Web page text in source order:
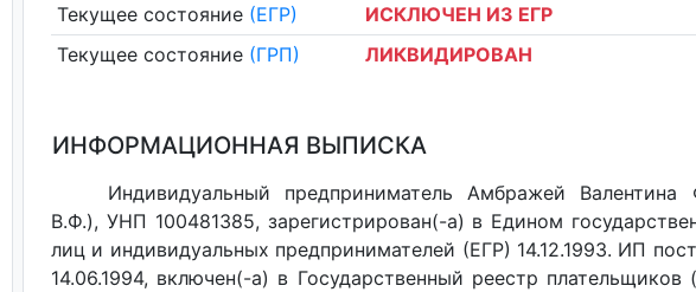
Текущее состояние (ЕГР)
ИСКЛЮЧЕН ИЗ ЕГР
Текущее состояние (ГРП) ЛИКВИДИРОВАН
ИНФОРМАЦИОННАЯ ВЫПИСКА
Индивидуальный предприниматель Амбражей
В.Ф.), УНП 100481385, зарегистрирован(-а) в Едином
лиц и индивидуальных предпринимателей (ЕГР) 14.12.1993. ИП
14.06.1994, включен(-a) в Государственный реестр